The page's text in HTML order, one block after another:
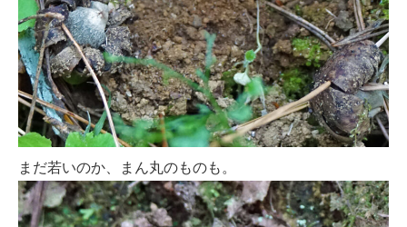
まだ若いのか、まん丸のものも。